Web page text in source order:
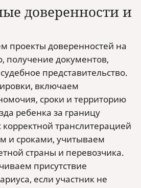
доверенности и
проекты доверенностей на
получение документов,
представительство.
включаем
сроки и территорию
ребенка за границу
корректной транслитерацией
и сроками, учитываем
страны и перевозчика.
присутствие
если участник не